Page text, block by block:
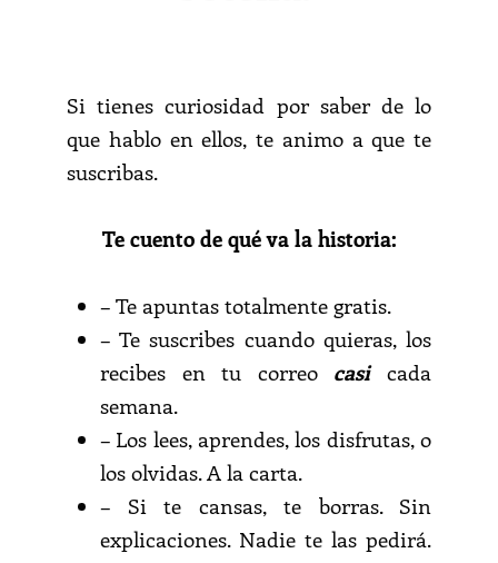
Si tienes curiosidad por saber de lo
que hablo en ellos, te animo a que te
suscribas.
Te cuento de qué va la historia:
– Te apuntas totalmente gratis.
– Te suscribes cuando quieras, los
recibes en tu correo casi cada
semana.
– Los lees, aprendes, los disfrutas, o
los olvidas. A la carta.
– Si te cansas, te borras. Sin
explicaciones. Nadie te las pedirá.